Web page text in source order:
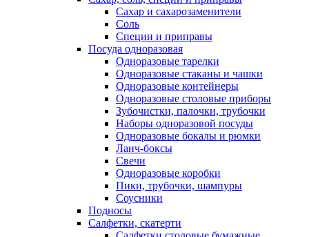
Сахар и сахарозаменители
Соль
Специи и приправы
Посуда одноразовая
Одноразовые тарелки
Одноразовые стаканы и чашки
Одноразовые контейнеры
Одноразовые столовые приборы
Зубочистки, палочки, трубочки
Наборы одноразовой посуды
Одноразовые бокалы и рюмки
Ланч-боксы
Свечи
Одноразовые коробки
Пики, трубочки, шампуры
Соусники
Подносы
Салфетки, скатерти